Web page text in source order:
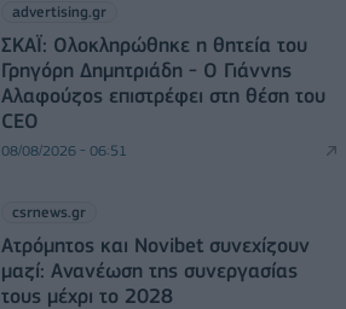
advertising.gr
ΣΚΑΪ: Ολοκληρώθηκε η θητεία του
Γρηγόρη Δημητριάδη - Ο Γιάννης
Αλαφούζος επιστρέφει στη θέση του
CEO
08/08/2026 - 06:51
csrnews.gr
Ατρόμητος και Novibet συνεχίζουν
μαζί: Ανανέωση της συνεργασίας
τους μέχρι το 2028